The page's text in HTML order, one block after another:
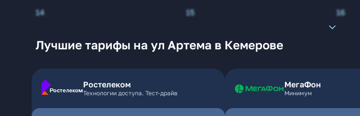
14
15 16
Лучшие тарифы на ул Артема в Кемерове
Ростелеком
Технологии доступа. Тест-драйв
МегаФон
Минимум